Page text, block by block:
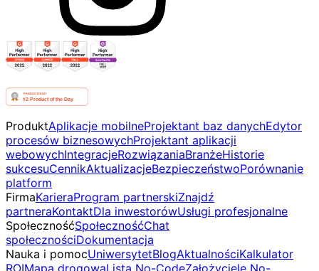
ProduktAplikacje mobilneProjektant baz danychEdytor
procesów biznesowychProjektant aplikacji
webowychIntegracjeRozwiązaniaBranżeHistorie
sukcesuCennikAktualizacjeBezpieczeństwoPorównanie
platform
FirmaKarieraProgram partnerskiZnajdź
partneraKontaktDla inwestorówUsługi profesjonalne
SpołecznośćSpołecznośćChat
społecznościDokumentacja
Nauka i pomocUniwersytetBlogAktualnościKalkulator
ROIMapa drogowaLista No-CodeZałożyciele No-